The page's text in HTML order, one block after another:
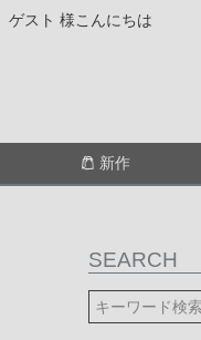
ゲスト 様こんにちは
新作
SEARCH